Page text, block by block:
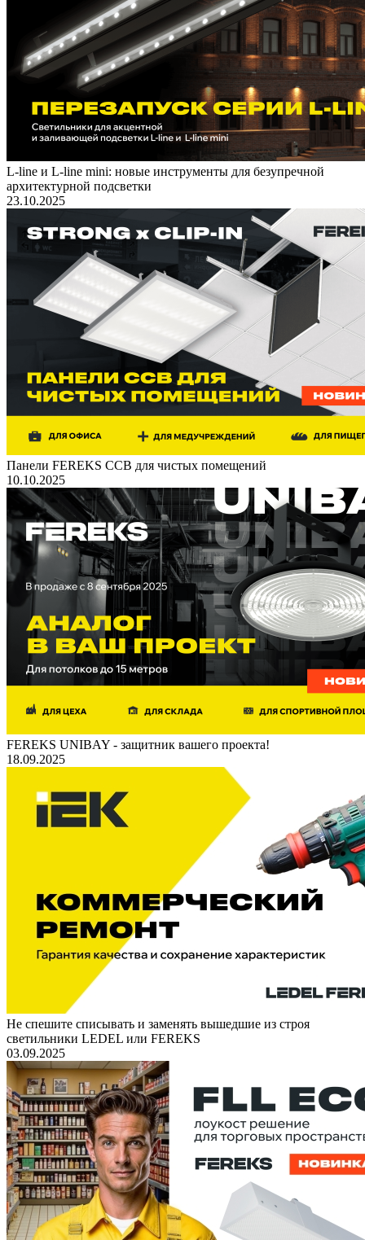
L-line и L-line mini: новые инструменты для безупречной
архитектурной подсветки
23.10.2025
Панели FEREKS ССВ для чистых помещений
10.10.2025
FEREKS UNIBAY - защитник вашего проекта!
18.09.2025
Не спешите списывать и заменять вышедшие из строя
светильники LEDEL или FEREKS
03.09.2025